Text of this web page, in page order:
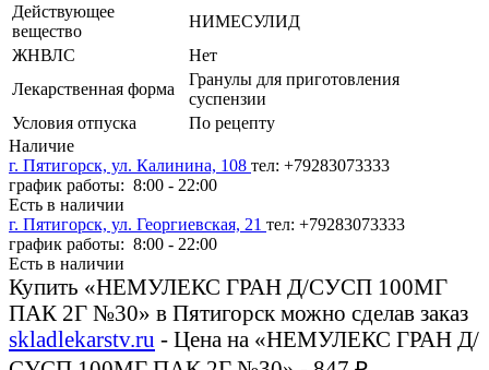
Действующее
вещество
НИМЕСУЛИД
ЖНВЛС
Нет
Лекарственная форма
Гранулы для приготовления
суспензии
Условия отпуска
По рецепту
Наличие
г. Пятигорск, ул. Калинина, 108 тел: +79283073333
график работы: 8:00 - 22:00
Есть в наличии
г. Пятигорск, ул. Георгиевская, 21 тел: +79283073333
график работы: 8:00 - 22:00
Есть в наличии
Купить «НЕМУЛЕКС ГРАН Д/СУСП 100МГ
ПАК 2Г №30» в Пятигорск можно сделав заказ
skladlekarstv.ru - Цена на «НЕМУЛЕКС ГРАН Д/